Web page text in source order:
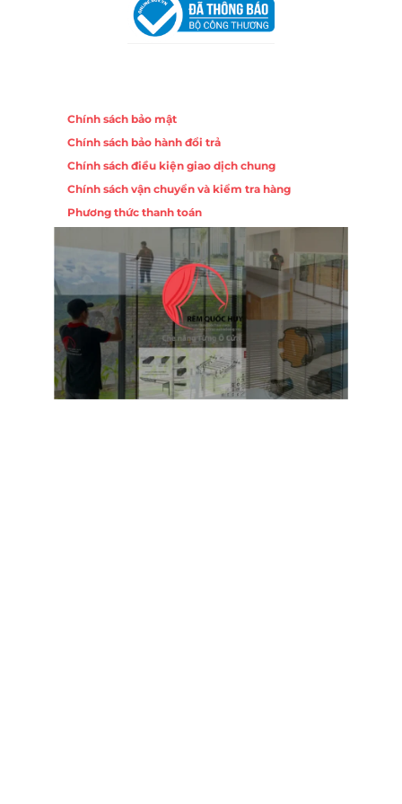
Chính sách bảo mật
Chính sách bảo hành đổi trả
Chính sách điều kiện giao dịch chung
Chính sách vận chuyển và kiểm tra hàng
Phương thức thanh toán